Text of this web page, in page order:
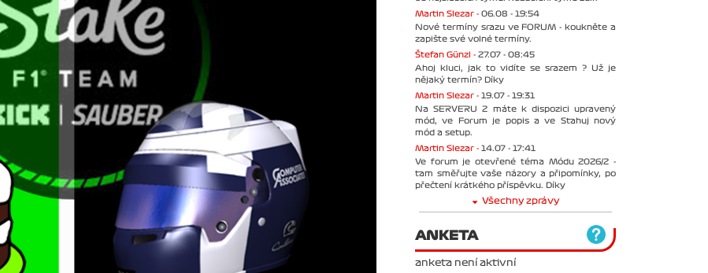
Martin Slezar - 06.08 - 19:54
Nové termíny srazu ve FORUM - koukněte a
zapište své volné termíny.
Štefan Günzl - 27.07 - 08:45
Ahoj kluci, jak to vidíte se srazem ? Už je
nějaký termín? Díky
Martin Slezar - 19.07 - 19:31
Na SERVERU 2 máte k dispozici upravený
mód, ve Forum je popis a ve Stahuj nový
mód a setup.
Martin Slezar - 14.07 - 17:41
Ve forum je otevřené téma Módu 2026/2 -
tam směřujte vaše názory a připomínky, po
přečtení krátkého příspěvku. Díky
Všechny zprávy
ANKETA
anketa není aktivní